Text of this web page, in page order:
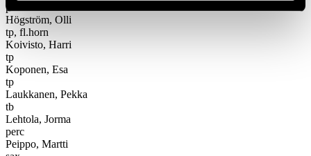
p
Högström, Olli
tp, fl.horn
Koivisto, Harri
tp
Koponen, Esa
tp
Laukkanen, Pekka
tb
Lehtola, Jorma
perc
Peippo, Martti